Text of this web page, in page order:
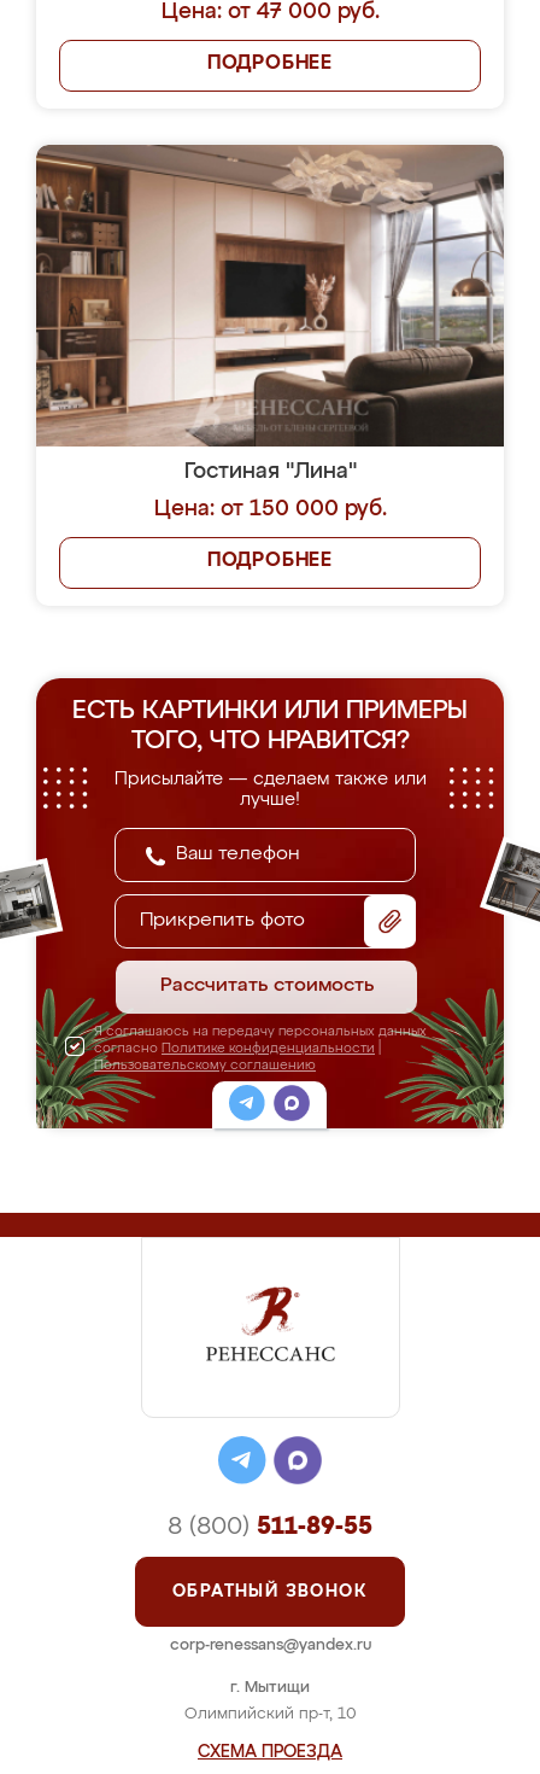
Цена: от 47 000 руб.
ПОДРОБНЕЕ
Гостиная "Лина"
Цена: от 150 000 руб.
ПОДРОБНЕЕ
ЕСТЬ КАРТИНКИ ИЛИ ПРИМЕРЫ
ТОГО, ЧТО НРАВИТСЯ?
Присылайте — сделаем также или
лучше!
Прикрепить фото
Рассчитать стоимость
Я соглашаюсь на передачу персональных данных
согласно Политике конфиденциальности
Пользовательскому соглашению
г. Мытищи
Олимпийский пр-т, 10
СХЕМА ПРОЕЗДА
8 (800) 511-89-55
ОБРАТНЫЙ ЗВОНОК
corp-renessans@yandex.ru